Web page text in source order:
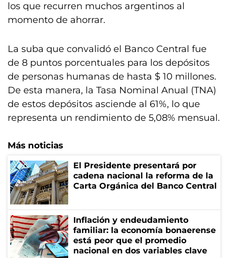
los que recurren muchos argentinos al
momento de ahorrar.
La suba que convalidó el Banco Central fue
de 8 puntos porcentuales para los depósitos
de personas humanas de hasta $ 10 millones.
De esta manera, la Tasa Nominal Anual (TNA)
de estos depósitos asciende al 61%, lo que
representa un rendimiento de 5,08% mensual.
Más noticias
El Presidente presentará por
cadena nacional la reforma de la
Carta Orgánica del Banco Central
Inflación y endeudamiento
familiar: la economía bonaerense
está peor que el promedio
nacional en dos variables clave